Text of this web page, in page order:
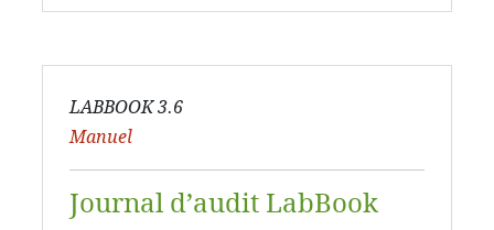
LABBOOK 3.6
Manuel
Journal d’audit LabBook